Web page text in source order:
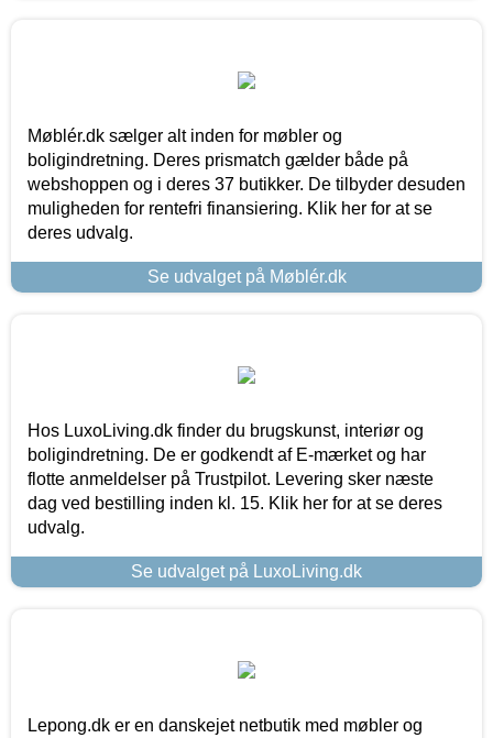
Møblér.dk sælger alt inden for møbler og
boligindretning. Deres prismatch gælder både på
webshoppen og i deres 37 butikker. De tilbyder desuden
muligheden for rentefri finansiering. Klik her for at se
deres udvalg.
Se udvalget på Møblér.dk
Hos LuxoLiving.dk finder du brugskunst, interiør og
boligindretning. De er godkendt af E-mærket og har
flotte anmeldelser på Trustpilot. Levering sker næste
dag ved bestilling inden kl. 15. Klik her for at se deres
udvalg.
Se udvalget på LuxoLiving.dk
Lepong.dk er en danskejet netbutik med møbler og